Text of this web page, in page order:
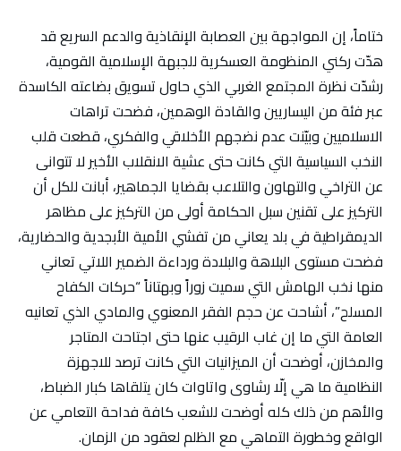
ختاماً، إن المواجهة بين العصابة الإنقاذية والدعم السريع قد
هدّت ركني المنظومة العسكرية للجبهة الإسلامية القومية،
رشدّت نظرة المجتمع الغربي الذي حاول تسويق بضاعته الكاسدة
عبر فئة من اليساريين والقادة الوهمين، فضحت تراهات
الاسلاميين وبيّنت عدم نضجهم الأخلاقي والفكري، قطعت قلب
النخب السياسية التي كانت حتى عشية الانقلاب الأخير لا تتوانى
عن التراخي والتهاون والتلاعب بقضايا الجماهير، أبانت للكل أن
التركيز على تقنين سبل الحكامة أولى من التركيز على مظاهر
الديمقراطية في بلد يعاني من تفشي الأمية الأبجدية والحضارية،
فضحت مستوى البلاهة والبلادة ورداءة الضمير اللاتي تعاني
منها نخب الهامش التي سميت زوراً وبهتاناً “حركات الكفاح
المسلح”، أشاحت عن حجم الفقر المعنوي والمادي الذي تعانيه
العامة التي ما إن غاب الرقيب عنها حتى اجتاحت المتاجر
والمخازن، أوضحت أن الميزانيات التي كانت ترصد للاجهزة
النظامية ما هي إلّا رشاوى واتاوات كان يتلقاها كبار الضباط،
والأهم من ذلك كله أوضحت للشعب كافة فداحة التعامي عن
الواقع وخطورة التماهي مع الظلم لعقود من الزمان.